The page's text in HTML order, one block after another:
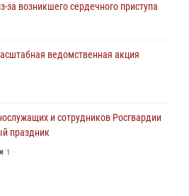
ведомственная акция
спецназа Росгвардии
обороте наркотиков
возникшего сердечного приступа
ведомственная акция
и сотрудников Росгвардии
праздник
1